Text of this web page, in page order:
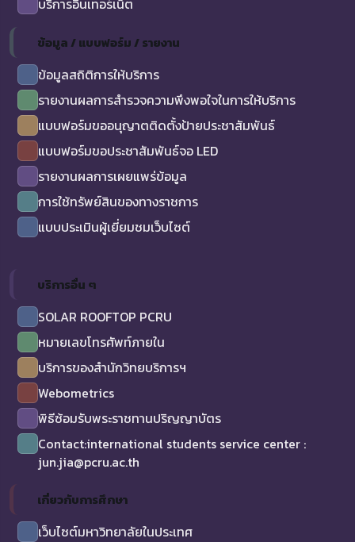
บริการอินเทอร์เน็ต
ข้อมูล / แบบฟอร์ม / รายงาน
ข้อมูลสถิติการให้บริการ
รายงานผลการสำรวจความพึงพอใจในการให้บริการ
แบบฟอร์มขออนุญาตติดตั้งป้ายประชาสัมพันธ์
แบบฟอร์มขอประชาสัมพันธ์จอ LED
รายงานผลการเผยแพร่ข้อมูล
การใช้ทรัพย์สินของทางราชการ
แบบประเมินผู้เยี่ยมชมเว็บไซต์
บริการอื่น ๆ
SOLAR ROOFTOP PCRU
หมายเลขโทรศัพท์ภายใน
บริการของสำนักวิทยบริการฯ
Webometrics
พิธีซ้อมรับพระราชทานปริญญาบัตร
Contact:international students service center :
jun.jia@pcru.ac.th
เกี่ยวกับการศึกษา
เว็บไซต์มหาวิทยาลัยในประเทศ